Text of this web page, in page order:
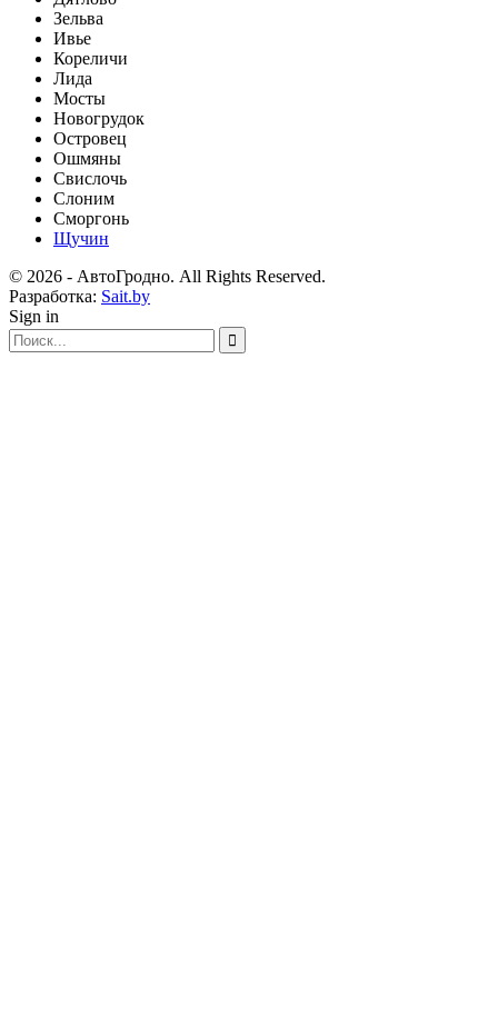
Зельва
Ивье
Кореличи
Лида
Мосты
Новогрудок
Островец
Ошмяны
Свислочь
Слоним
Сморгонь
Щучин
© 2026 - АвтоГродно. All Rights Reserved.
Разработка: Sait.by
Sign in